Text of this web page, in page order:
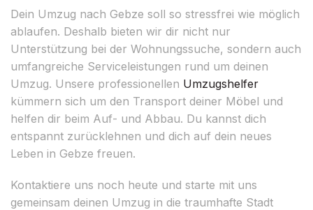
Dein Umzug nach Gebze soll so stressfrei wie möglich
ablaufen. Deshalb bieten wir dir nicht nur
Unterstützung bei der Wohnungssuche, sondern auch
umfangreiche Serviceleistungen rund um deinen
Umzug. Unsere professionellen Umzugshelfer
kümmern sich um den Transport deiner Möbel und
helfen dir beim Auf- und Abbau. Du kannst dich
entspannt zurücklehnen und dich auf dein neues
Leben in Gebze freuen.
Kontaktiere uns noch heute und starte mit uns
gemeinsam deinen Umzug in die traumhafte Stadt